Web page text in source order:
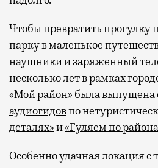
Чтобы превратить
парку в маленькое
наушники и заряженный
несколько лет в рамках
«Мой район» была выпущена
аудиогидовпо
деталях»и«Гуляем по
Особенно удачная локация с